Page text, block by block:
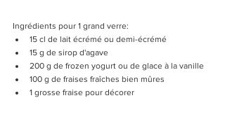
Ingrédients pour 1 grand verre:
15 cl de lait écrémé ou demi-écrémé
15 g de sirop d'agave
200 g de frozen yogurt ou de glace à la vanille
100 g de fraises fraîches bien mûres
1 grosse fraise pour décorer